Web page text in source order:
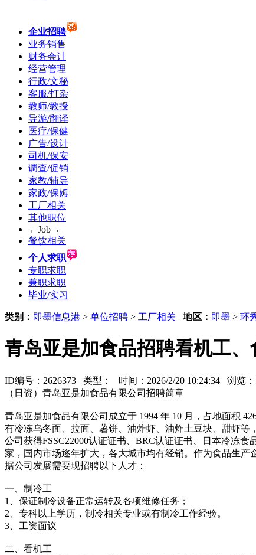
企业招聘
业务销售
财务会计
经营管理
行政/文秘
客服/打杂
教师/教授
导游/翻译
医疗/保健
广告/设计
司机/保安
调查/促销
家教/辅导
家政/保姆
工厂相关
其他职位
←Job→
餐饮相关
个人求职
专职求职
兼职求职
毕业/实习
类别： 即墨信息港 > 单位招聘 > 工厂相关 地区： 即墨 > 环
青岛亚是加食品招聘看机工
ID编号：2626373 类型： 时间：2026/2/20 10:24:34 浏览
（日资）青岛亚是加食品有限公司招聘简章
青岛亚是加食品有限公司成立于 1994 年 10 月，占地面积
有冷冻乌冬面、拉面、薯饼、油炸虾、油炸土豆块、甜虾等
公司获得FSSC22000认证证书、BRC认证证书、日本冷冻
家，国内市场逐年扩大，各大城市均有经销。作为食品生
据公司发展需要现招聘以下人才：
一、制冷工
1、保证制冷设备正常运转及各项维修任务；
2、专科以上学历，制冷相关专业或有制冷工作经验。
3、工资面议
二、看机工